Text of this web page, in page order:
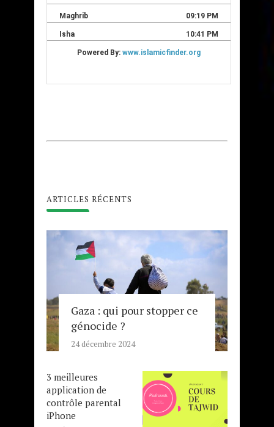
ARTICLES RÉCENTS
Gaza : qui pour stopper ce
génocide ?
24 décembre 2024
3 meilleures
application de
contrôle parental
iPhone